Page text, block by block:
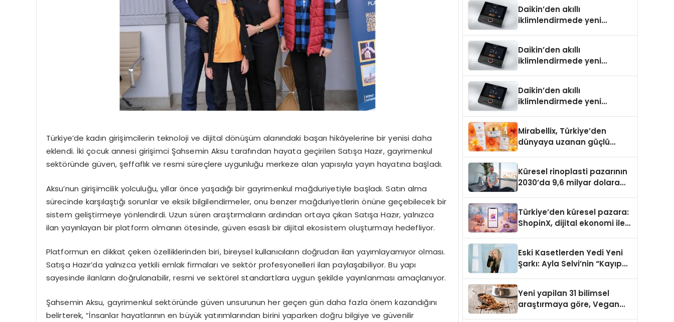
Türkiye’de kadın girişimcilerin teknoloji ve dijital dönüşüm alanındaki başarı hikâyelerine bir yenisi daha
eklendi. İki çocuk annesi girişimci Şahsemin Aksu tarafından hayata geçirilen Satışa Hazır, gayrimenkul
sektöründe güven, şeffaflık ve resmi süreçlere uygunluğu merkeze alan yapısıyla yayın hayatına başladı.
Aksu’nun girişimcilik yolculuğu, yıllar önce yaşadığı bir gayrimenkul mağduriyetiyle başladı. Satın alma
sürecinde karşılaştığı sorunlar ve eksik bilgilendirmeler, onu benzer mağduriyetlerin önüne geçebilecek bir
sistem geliştirmeye yönlendirdi. Uzun süren araştırmaların ardından ortaya çıkan Satışa Hazır, yalnızca
ilan yayınlayan bir platform olmanın ötesinde, güven esaslı bir dijital ekosistem oluşturmayı hedefliyor.
Platformun en dikkat çeken özelliklerinden biri, bireysel kullanıcıların doğrudan ilan yayımlayamıyor olması.
Satışa Hazır’da yalnızca yetkili emlak firmaları ve sektör profesyonelleri ilan paylaşabiliyor. Bu yapı
sayesinde ilanların doğrulanabilir, resmi ve sektörel standartlara uygun şekilde yayınlanması amaçlanıyor.
Şahsemin Aksu, gayrimenkul sektöründe güven unsurunun her geçen gün daha fazla önem kazandığını
belirterek, “İnsanlar hayatlarının en büyük yatırımlarından birini yaparken doğru bilgiye ve güvenilir
Daikin’den akıllı
iklimlendirmede yeni
Daikin’den akıllı
iklimlendirmede yeni
Daikin’den akıllı
iklimlendirmede yeni
Mirabellix, Türkiye’den
dünyaya uzanan güçlü
Küresel rinoplasti pazarının
2030’da 9,6 milyar dolara
Türkiye’den küresel pazara:
ShopinX, dijital ekonomi ile
Eski Kasetlerden Yedi Yeni
Şarkı: Ayla Selvi’nin “Kayıp
Yeni yapilan 31 bilimsel
araştırmaya göre, Vegan